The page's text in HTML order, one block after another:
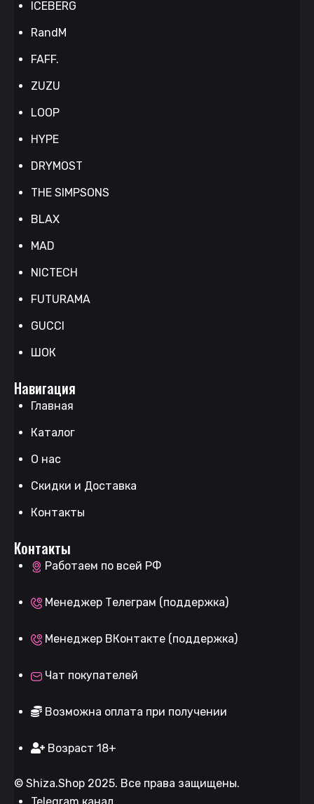
ICEBERG
RandM
FAFF.
ZUZU
LOOP
HYPE
DRYMOST
THE SIMPSONS
BLAX
MAD
NICTECH
FUTURAMA
GUCCI
ШОК
Навигация
Главная
Каталог
О нас
Скидки и Доставка
Контакты
Контакты
Работаем по всей РФ
Менеджер Телеграм (поддержка)
Менеджер ВКонтакте (поддержка)
Чат покупателей
Возможна оплата при получении
Возраст 18+
© Shiza.Shop 2025. Все права защищены.